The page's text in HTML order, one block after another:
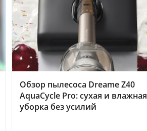
Обзор пылесоса Dreame Z40
AquaCycle Pro: сухая и влажная
уборка без усилий